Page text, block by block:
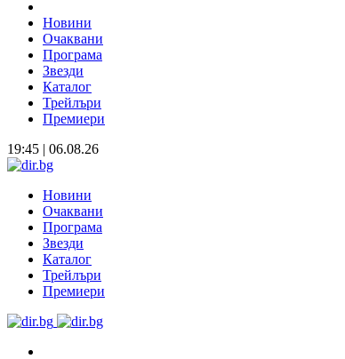
Новини
Очаквани
Програма
Звезди
Каталог
Трейлъри
Премиери
19:45 | 06.08.26
Новини
Очаквани
Програма
Звезди
Каталог
Трейлъри
Премиери